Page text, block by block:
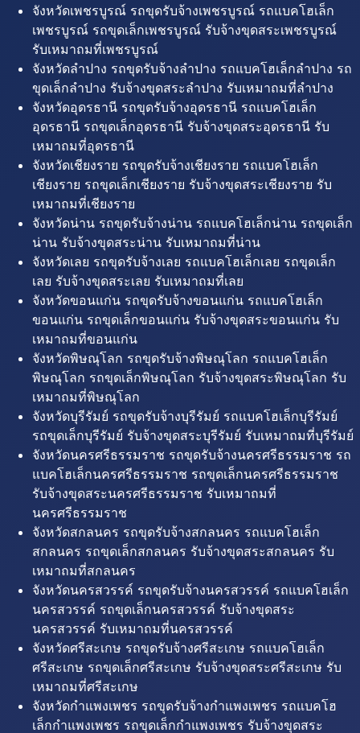
จังหวัดเพชรบูรณ์ รถขุดรับจ้างเพชรบูรณ์ รถแบคโฮเล็ก
เพชรบูรณ์ รถขุดเล็กเพชรบูรณ์ รับจ้างขุดสระเพชรบูรณ์
รับเหมาถมที่เพชรบูรณ์
จังหวัดลำปาง รถขุดรับจ้างลำปาง รถแบคโฮเล็กลำปาง รถ
ขุดเล็กลำปาง รับจ้างขุดสระลำปาง รับเหมาถมที่ลำปาง
จังหวัดอุดรธานี รถขุดรับจ้างอุดรธานี รถแบคโฮเล็ก
อุดรธานี รถขุดเล็กอุดรธานี รับจ้างขุดสระอุดรธานี รับ
เหมาถมที่อุดรธานี
จังหวัดเชียงราย รถขุดรับจ้างเชียงราย รถแบคโฮเล็ก
เชียงราย รถขุดเล็กเชียงราย รับจ้างขุดสระเชียงราย รับ
เหมาถมที่เชียงราย
จังหวัดน่าน รถขุดรับจ้างน่าน รถแบคโฮเล็กน่าน รถขุดเล็ก
น่าน รับจ้างขุดสระน่าน รับเหมาถมที่น่าน
จังหวัดเลย รถขุดรับจ้างเลย รถแบคโฮเล็กเลย รถขุดเล็ก
เลย รับจ้างขุดสระเลย รับเหมาถมที่เลย
จังหวัดขอนแก่น รถขุดรับจ้างขอนแก่น รถแบคโฮเล็ก
ขอนแก่น รถขุดเล็กขอนแก่น รับจ้างขุดสระขอนแก่น รับ
เหมาถมที่ขอนแก่น
จังหวัดพิษณุโลก รถขุดรับจ้างพิษณุโลก รถแบคโฮเล็ก
พิษณุโลก รถขุดเล็กพิษณุโลก รับจ้างขุดสระพิษณุโลก รับ
เหมาถมที่พิษณุโลก
จังหวัดบุรีรัมย์ รถขุดรับจ้างบุรีรัมย์ รถแบคโฮเล็กบุรีรัมย์
รถขุดเล็กบุรีรัมย์ รับจ้างขุดสระบุรีรัมย์ รับเหมาถมที่บุรีรัมย์
จังหวัดนครศรีธรรมราช รถขุดรับจ้างนครศรีธรรมราช รถ
แบคโฮเล็กนครศรีธรรมราช รถขุดเล็กนครศรีธรรมราช
รับจ้างขุดสระนครศรีธรรมราช รับเหมาถมที่
นครศรีธรรมราช
จังหวัดสกลนคร รถขุดรับจ้างสกลนคร รถแบคโฮเล็ก
สกลนคร รถขุดเล็กสกลนคร รับจ้างขุดสระสกลนคร รับ
เหมาถมที่สกลนคร
จังหวัดนครสวรรค์ รถขุดรับจ้างนครสวรรค์ รถแบคโฮเล็ก
นครสวรรค์ รถขุดเล็กนครสวรรค์ รับจ้างขุดสระ
นครสวรรค์ รับเหมาถมที่นครสวรรค์
จังหวัดศรีสะเกษ รถขุดรับจ้างศรีสะเกษ รถแบคโฮเล็ก
ศรีสะเกษ รถขุดเล็กศรีสะเกษ รับจ้างขุดสระศรีสะเกษ รับ
เหมาถมที่ศรีสะเกษ
จังหวัดกำแพงเพชร รถขุดรับจ้างกำแพงเพชร รถแบคโฮ
เล็กกำแพงเพชร รถขุดเล็กกำแพงเพชร รับจ้างขุดสระ